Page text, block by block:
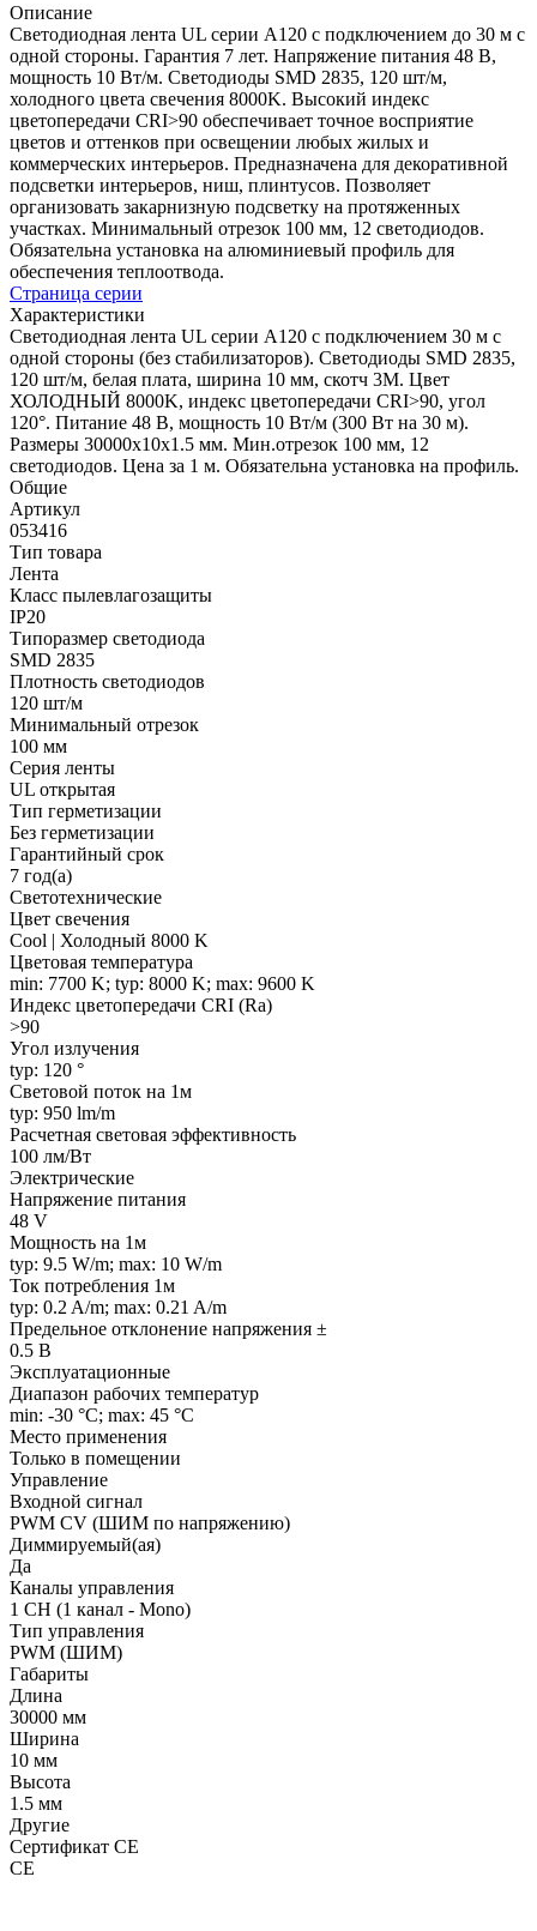
Описание
Светодиодная лента UL серии A120 с подключением до 30 м с
одной стороны. Гарантия 7 лет. Напряжение питания 48 В,
мощность 10 Вт/м. Светодиоды SMD 2835, 120 шт/м,
холодного цвета свечения 8000K. Высокий индекс
цветопередачи CRI>90 обеспечивает точное восприятие
цветов и оттенков при освещении любых жилых и
коммерческих интерьеров. Предназначена для декоративной
подсветки интерьеров, ниш, плинтусов. Позволяет
организовать закарнизную подсветку на протяженных
участках. Минимальный отрезок 100 мм, 12 светодиодов.
Обязательна установка на алюминиевый профиль для
обеспечения теплоотвода.
Страница серии
Характеристики
Светодиодная лента UL серии A120 с подключением 30 м с
одной стороны (без стабилизаторов). Светодиоды SMD 2835,
120 шт/м, белая плата, ширина 10 мм, скотч 3M. Цвет
ХОЛОДНЫЙ 8000K, индекс цветопередачи CRI>90, угол
120°. Питание 48 В, мощность 10 Вт/м (300 Вт на 30 м).
Размеры 30000x10x1.5 мм. Мин.отрезок 100 мм, 12
светодиодов. Цена за 1 м. Обязательна установка на профиль.
Общие
Артикул
053416
Тип товара
Лента
Класс пылевлагозащиты
IP20
Типоразмер светодиода
SMD 2835
Плотность светодиодов
120 шт/м
Минимальный отрезок
100 мм
Серия ленты
UL открытая
Тип герметизации
Без герметизации
Гарантийный срок
7 год(а)
Светотехнические
Цвет свечения
Cool | Холодный 8000 K
Цветовая температура
min: 7700 K; typ: 8000 K; max: 9600 K
Индекс цветопередачи CRI (Ra)
>90
Угол излучения
typ: 120 °
Световой поток на 1м
typ: 950 lm/m
Расчетная световая эффективность
100 лм/Вт
Электрические
Напряжение питания
48 V
Мощность на 1м
typ: 9.5 W/m; max: 10 W/m
Ток потребления 1м
typ: 0.2 A/m; max: 0.21 A/m
Предельное отклонение напряжения ±
0.5 В
Эксплуатационные
Диапазон рабочих температур
min: -30 °C; max: 45 °C
Место применения
Только в помещении
Управление
Входной сигнал
PWM СV (ШИМ по напряжению)
Диммируемый(ая)
Да
Каналы управления
1 CH (1 канал - Mono)
Тип управления
PWM (ШИМ)
Габариты
Длина
30000 мм
Ширина
10 мм
Высота
1.5 мм
Другие
Сертификат CE
CE